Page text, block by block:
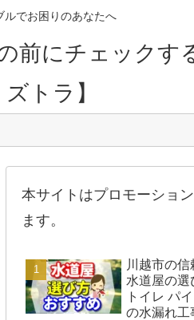
ルでお困りのあなたへ
前にチェックす
トラ】
本サイトはプロモーショ
ます。
川越市の
水道屋の選
トイレ パ
の水漏れ工